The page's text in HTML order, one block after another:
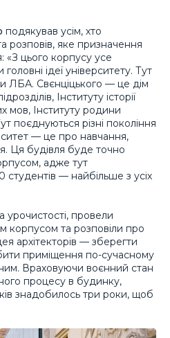
подякував усім, хто
розповів, яке призначення
«З цього корпусу усе
ідеї університету. Тут
ЛБА. Свєнціцького — це дім
Інституту історії
мов, Інституту родини
поєднуються різні покоління
— це про навчання,
Ця будівля буде точно
адже тут
студентів — найбільше з усіх
урочистості, провели
корпусом та розповіли про
архітекторів — зберегти
приміщення по-сучасному
Враховуючи воєнний стан
процесу в будинку,
знадобилось три роки, щоб